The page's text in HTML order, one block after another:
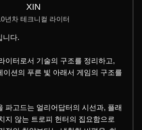
XIN
년차 테크니컬 라이터
니다.
이터로서 기술의 구조를 정리하고,
이션의 푸른 빛 아래서 게임의 구조를
파고드는 얼리어답터의 시선과, 플래
지 않는 트로피 헌터의 집요함으로